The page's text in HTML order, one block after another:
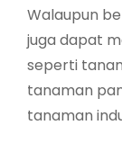
Walaupun
juga dapat
seperti
tanaman
tanaman